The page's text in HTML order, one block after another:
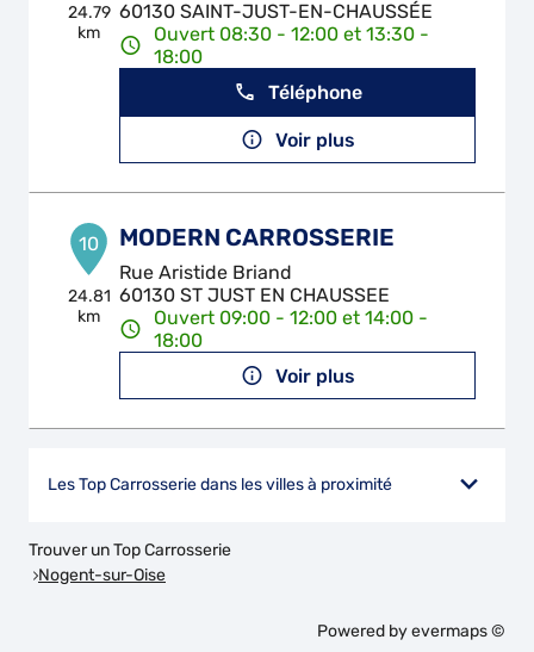
24.79
km
60130 SAINT-JUST-EN-CHAUSSÉE
Ouvert 08:30 - 12:00 et 13:30 -
18:00
Téléphone
Voir plus
10
24.81
km
MODERN CARROSSERIE
Rue Aristide Briand
60130 ST JUST EN CHAUSSEE
Ouvert 09:00 - 12:00 et 14:00 -
18:00
Voir plus
Les Top Carrosserie dans les villes à proximité
Trouver un Top Carrosserie
Nogent-sur-Oise
Powered byevermaps ©